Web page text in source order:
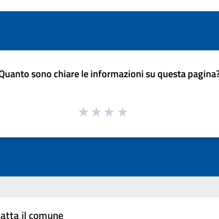
sono chiare le informazioni su questa
il comune